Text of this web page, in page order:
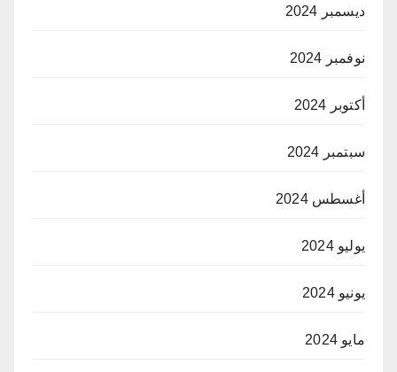
ديسمبر 2024
نوفمبر 2024
أكتوبر 2024
سبتمبر 2024
أغسطس 2024
يوليو 2024
يونيو 2024
مايو 2024